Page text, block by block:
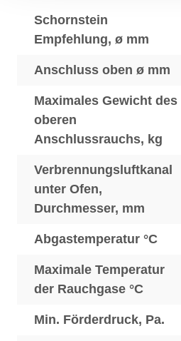
Schornstein
Empfehlung, ø mm
Anschluss oben ø mm
Maximales Gewicht des
oberen
Anschlussrauchs, kg
Verbrennungsluftkanal
unter Ofen,
Durchmesser, mm
Abgastemperatur °C
Maximale Temperatur
der Rauchgase °C
Min. Förderdruck, Pa.